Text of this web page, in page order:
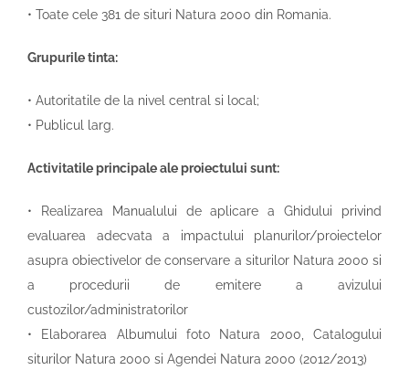
• Toate cele 381 de situri Natura 2000 din Romania.
Grupurile tinta:
• Autoritatile de la nivel central si local;
• Publicul larg.
Activitatile principale ale proiectului sunt:
• Realizarea Manualului de aplicare a Ghidului privind
evaluarea adecvata a impactului planurilor/proiectelor
asupra obiectivelor de conservare a siturilor Natura 2000 si
a procedurii de emitere a avizului
custozilor/administratorilor
• Elaborarea Albumului foto Natura 2000, Catalogului
siturilor Natura 2000 si Agendei Natura 2000 (2012/2013)